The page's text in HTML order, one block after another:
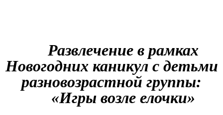
Развлечение в рамках
Новогодних каникул с детьми
разновозрастной группы:
«Игры возле елочки»